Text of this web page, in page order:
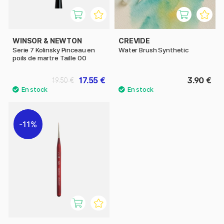
WINSOR & NEWTON
Serie 7 Kolinsky Pinceau en
poils de martre Taille 00
17.55 €
19.50 €
CREVIDE
Water Brush Synthetic
3.90 €
11%